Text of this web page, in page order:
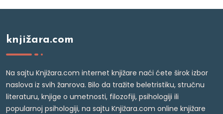
knjižara.com
Na sajtu Knjižara.com internet knjižare naći ćete širok izbor
naslova iz svih žanrova. Bilo da tražite beletristiku, stručnu
literaturu, knjige o umetnosti, filozofiji, psihologiji ili
popularnoj psihologiji, na sajtu Knjižara.com online knjižare